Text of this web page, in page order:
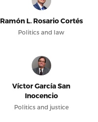
Ramón L. Rosario Cortés
Politics and law
Víctor García San
Inocencio
Politics and justice